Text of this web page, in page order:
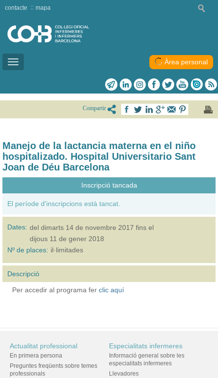
Toggle
contacte mapa
Àrea personal
Compartir
Manejo de la lactancia materna en el niño
hospitalizado. Hospital Universitario Sant
Joan de Déu Barcelona
Inscripció tancada
El període d'inscripcions està tancat.
Dates: del dimarts 14 de novembre 2017 fins el
dijous 11 de gener 2018
Nº de places: il·limitades
Descripció
Per accedir al programa fer clic aquí
Actualitat professional
En primera persona
Preguntes freqüents sobre temes
professionals
Especialitats infermeres
Informació general sobre les
especialitats infermeres
Llevadores